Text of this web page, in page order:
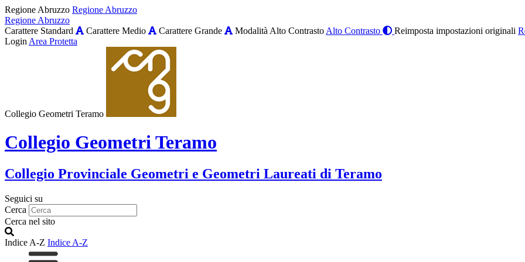
Regione Abruzzo Regione Abruzzo
Regione Abruzzo
Carattere Standard
Carattere Medio Carattere Grande Modalità Alto Contrasto Alto Contrasto Reimposta impostazioni originali
Login Area Protetta
Collegio Geometri Teramo
Collegio Geometri Teramo
Collegio Provinciale Geometri e Geometri Laureati di Teramo
Seguici su
Cerca
Cerca nel sito
Indice A-Z Indice A-Z